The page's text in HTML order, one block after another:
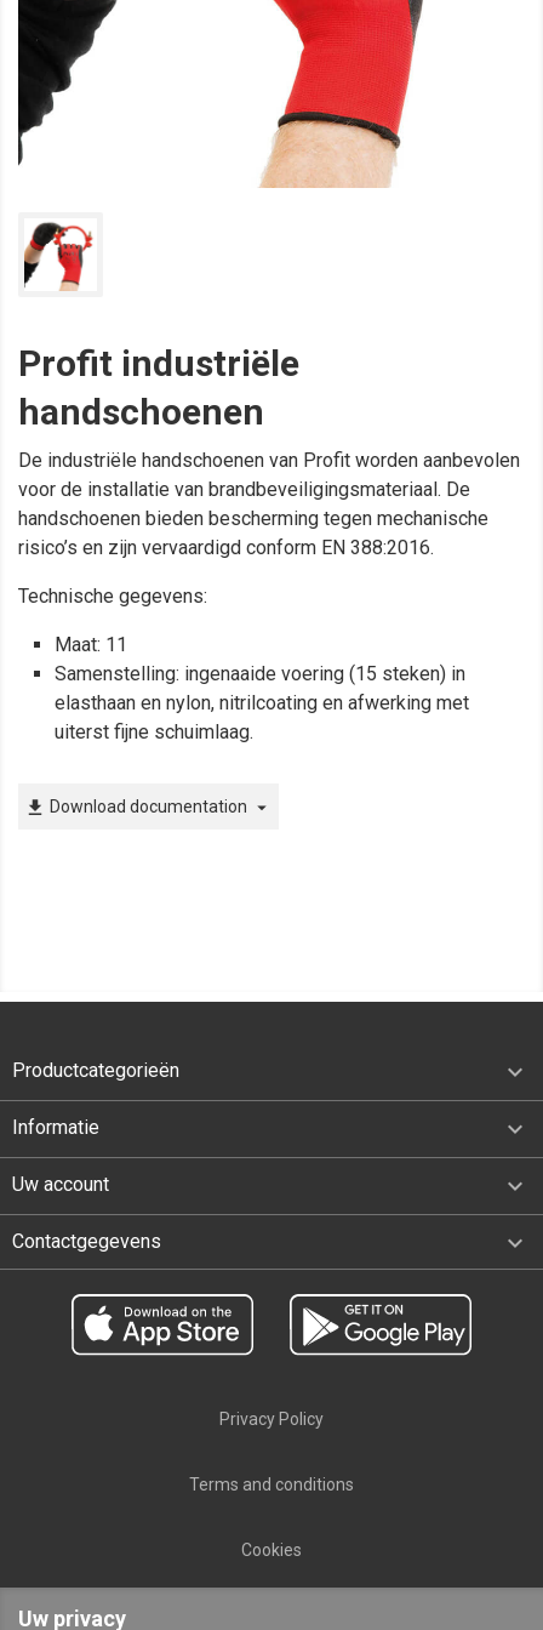
Uw privacy
Profit industriële
handschoenen
De industriële handschoenen van Profit worden aanbevolen
voor de installatie van brandbeveiligingsmateriaal. De
handschoenen bieden bescherming tegen mechanische
risico’s en zijn vervaardigd conform EN 388:2016.
Technische gegevens:
Maat: 11
Samenstelling: ingenaaide voering (15 steken) in
elasthaan en nylon, nitrilcoating en afwerking met
uiterst fijne schuimlaag.
file_download Download documentation arrow_drop_down
Productcategorieën 
Informatie 
Uw account 
Contactgegevens keyboard_arrow_down
Privacy Policy
Terms and conditions
Cookies